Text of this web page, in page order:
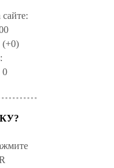
(+0)
0